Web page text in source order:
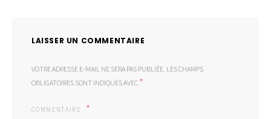
LAISSER UN COMMENTAIRE
VOTRE ADRESSE E-MAIL NE SERA PAS PUBLIÉE. LES CHAMPS
OBLIGATOIRES SONT INDIQUÉS AVEC *
COMMENTAIRE